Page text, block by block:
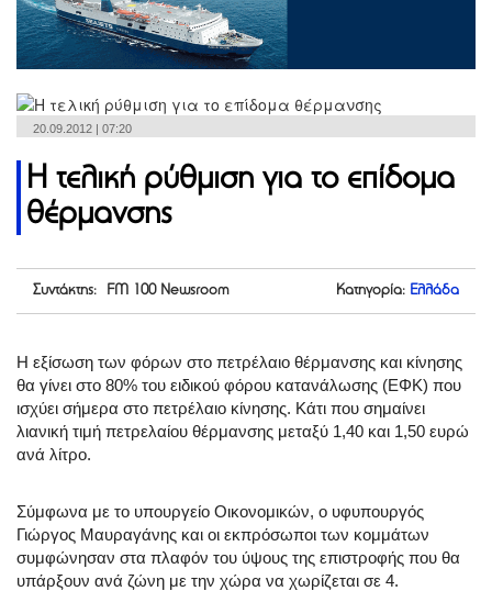
20.09.2012 | 07:20
Η τελική ρύθμιση για το επίδομα
θέρμανσης
Συντάκτης: FM 100 Newsroom Κατηγορία: Ελλάδα
Η εξίσωση των φόρων στο πετρέλαιο θέρμανσης και κίνησης
θα γίνει στο 80% του ειδικού φόρου κατανάλωσης (ΕΦΚ) που
ισχύει σήμερα στο πετρέλαιο κίνησης. Κάτι που σημαίνει
λιανική τιμή πετρελαίου θέρμανσης μεταξύ 1,40 και 1,50 ευρώ
ανά λίτρο.
Σύμφωνα με το υπουργείο Οικονομικών, ο υφυπουργός
Γιώργος Μαυραγάνης και οι εκπρόσωποι των κομμάτων
συμφώνησαν στα πλαφόν του ύψους της επιστροφής που θα
υπάρξουν ανά ζώνη με την χώρα να χωρίζεται σε 4.